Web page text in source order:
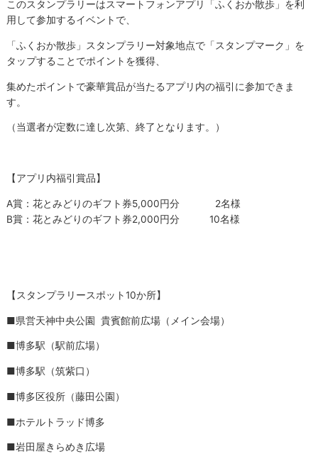
このスタンプラリーはスマートフォンアプリ「ふくおか散歩」を利
用して参加するイベントで、
「ふくおか散歩」スタンプラリー対象地点で「スタンプマーク」を
タップすることでポイントを獲得、
集めたポイントで豪華賞品が当たるアプリ内の福引に参加できま
す。
（当選者が定数に達し次第、終了となります。）
【アプリ内福引賞品】
A賞：花とみどりのギフト券5,000円分 2名様
B賞：花とみどりのギフト券2,000円分 10名様
【スタンプラリースポット10か所】
■県営天神中央公園 貴賓館前広場（メイン会場）
■博多駅（駅前広場）
■博多駅（筑紫口）
■博多区役所（藤田公園）
■ホテルトラッド博多
■岩田屋きらめき広場